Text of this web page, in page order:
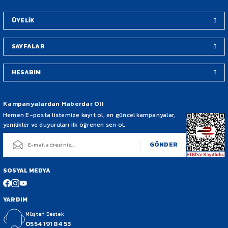
Bu ürüne benzer farklı alternatifler olmalı.
ÜYELİK
SAYFALAR
HESABIM
Kampanyalardan Haberdar Ol!
Hemen E-posta listemize kayıt ol, en güncel kampanyalar,
yenilikler ve duyuruları ilk öğrenen sen ol.
GÖNDER
SOSYAL MEDYA
YARDIM
Müşteri Destek
0554 191 84 53